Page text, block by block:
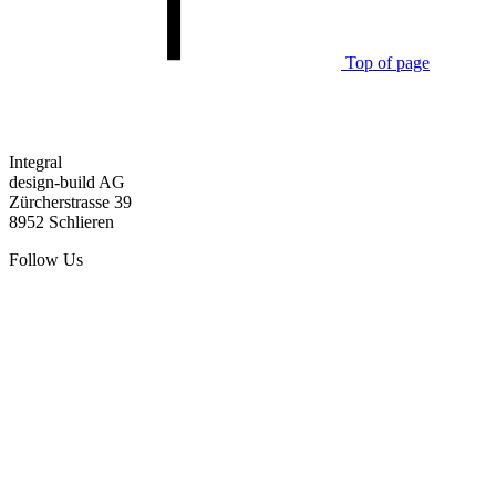
Top of page
Integral
design-build AG
Zürcherstrasse 39
8952 Schlieren
Follow Us